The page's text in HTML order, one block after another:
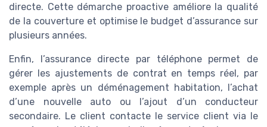
directe. Cette démarche proactive améliore la qualité
de la couverture et optimise le budget d’assurance sur
plusieurs années.
Enfin, l’assurance directe par téléphone permet de
gérer les ajustements de contrat en temps réel, par
exemple après un déménagement habitation, l’achat
d’une nouvelle auto ou l’ajout d’un conducteur
secondaire. Le client contacte le service client via le